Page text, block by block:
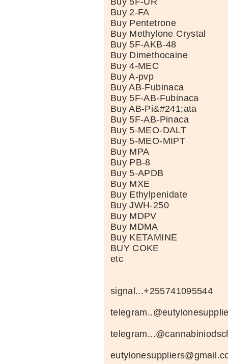
Buy 2-FA
Buy Pentetrone
Buy Methylone Crystal
Buy 5F-AKB-48
Buy Dimethocaine
Buy 4-MEC
Buy A-pvp
Buy AB-Fubinaca
Buy 5F-AB-Fubinaca
Buy AB-Pi&#241;ata
Buy 5F-AB-Pinaca
Buy 5-MEO-DALT
Buy 5-MEO-MIPT
Buy MPA
Buy PB-8
Buy 5-APDB
Buy MXE
Buy Ethylpenidate
Buy JWH-250
Buy MDPV
Buy MDMA
Buy KETAMINE
BUY COKE
etc
signal...+255741095544